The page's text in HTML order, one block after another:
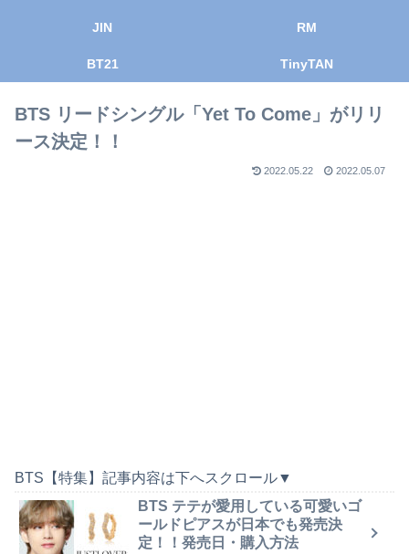
JIN RM
BT21 TinyTAN
BTS リードシングル「Yet To Come」がリリ
ース決定！！
2022.05.22 2022.05.07
BTS【特集】記事内容は下へスクロール▼
BTS テテが愛用している可愛いゴ
ールドピアスが日本でも発売決
定！！発売日・購入方法